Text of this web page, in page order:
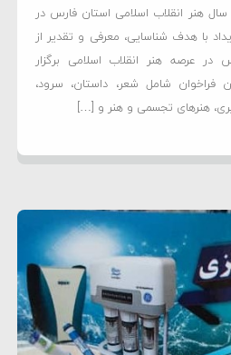
سال هنر انقلاب اسلامی استان فارس در
رویداد با هدف شناسایی، معرفی و تقدیر از
عرصه هنر انقلاب اسلامی برگزار
شامل شعر، داستان، سرود،
هنرهای تجسمی و هنر و […]